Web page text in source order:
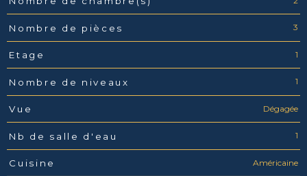
Nombre de pièces 3
Etage 1
Nombre de niveaux 1
Vue Dégagée
Nb de salle d'eau 1
Cuisine Américaine